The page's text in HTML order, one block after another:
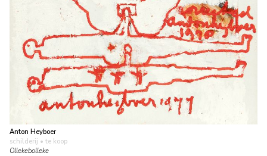
Anton Heyboer
schilderij • te koop
Ollekebolleke